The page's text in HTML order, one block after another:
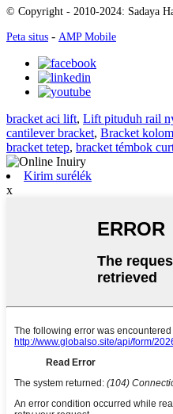
© Copyright - 2010-2024: Sadaya
Peta situs - AMP Mobile
bracket aci lift, Lift pituduh rail
cantilever bracket, Bracket
bracket tetep, bracket témbok
Kirim surélék
x